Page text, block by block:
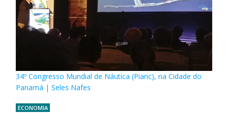
34º Congresso Mundial de Náutica (Pianc), na Cidade do
Panamá | Seles Nafes
ECONOMIA